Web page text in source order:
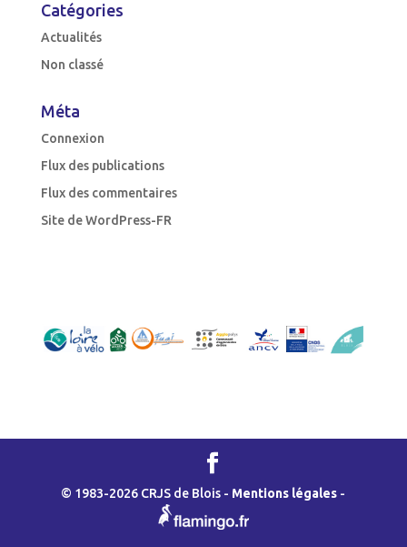
Catégories
Actualités
Non classé
Méta
Connexion
Flux des publications
Flux des commentaires
Site de WordPress-FR
© 1983-2026 CRJS de Blois - Mentions légales -